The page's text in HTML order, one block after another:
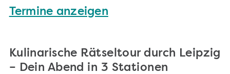
Termine anzeigen
Kulinarische Rätseltour durch Leipzig
– Dein Abend in 3 Stationen